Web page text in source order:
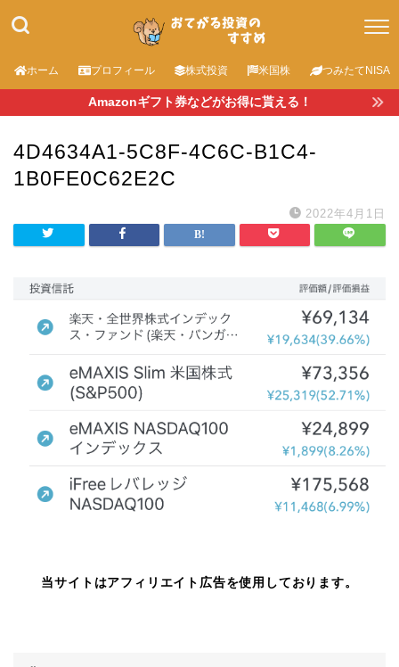
ホーム プロフィール 株式投資 米国株 つみたてNISA
Amazonギフト券などがお得に貰える！
4D4634A1-5C8F-4C6C-B1C4-
1B0FE0C62E2C
2022年4月1日
当サイトはアフィリエイト広告を使用しております。